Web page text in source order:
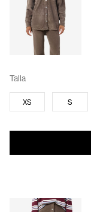
Talla
XS S